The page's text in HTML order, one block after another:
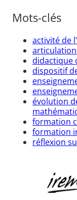
Mots-clés
activité de
didactique
dispositif
évolution
formation
formation
réflexion